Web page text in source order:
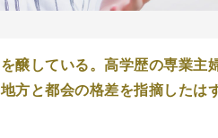
醸している。高学歴の専業主
方と都会の格差を指摘したは